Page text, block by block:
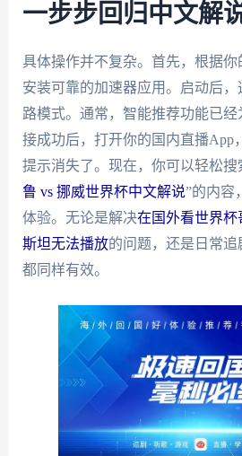
一步步回归中文解
具体操作并不复杂。首先，根据
安装可靠的加速器应用。启动后，
路模式。通常，智能推荐功能已
接成功后，打开你的国内直播App
提示消失了。现在，你可以轻松搜
鲁 vs 挪威世界杯中文解说”的内容
体验。无论是解决在国外看世界杯
斯坦无法播放的问题，还是日常
都同样有效。